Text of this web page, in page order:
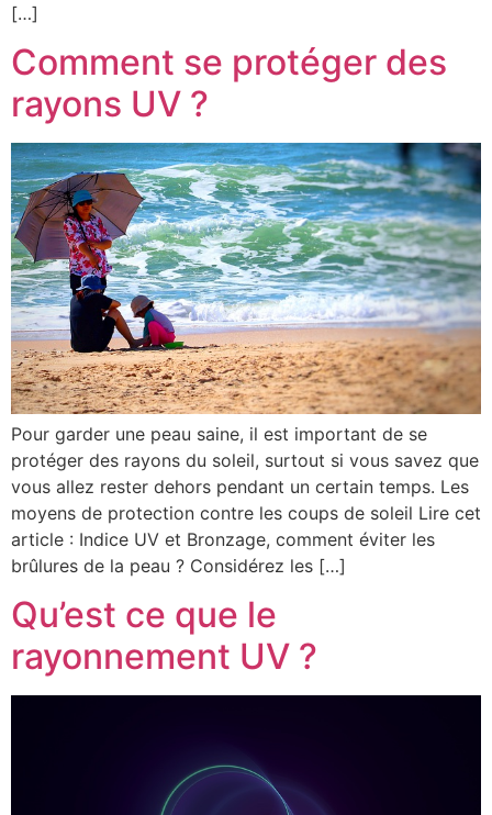
[…]
Comment se protéger des
rayons UV ?
Pour garder une peau saine, il est important de se
protéger des rayons du soleil, surtout si vous savez que
vous allez rester dehors pendant un certain temps. Les
moyens de protection contre les coups de soleil Lire cet
article : Indice UV et Bronzage, comment éviter les
brûlures de la peau ? Considérez les […]
Qu’est ce que le
rayonnement UV ?